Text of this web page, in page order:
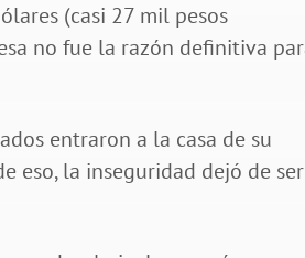
(casi 27 mil pesos
no fue la razón definitiva
entraron a la casa de su
eso, la inseguridad dejó de ser